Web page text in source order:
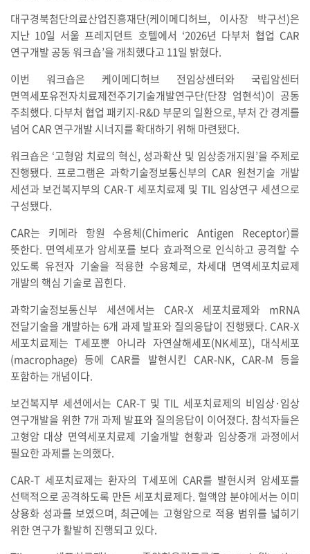
대구경북첨단의료산업진흥재단(케이메디허브, 이사장 박구선)은
지난 10일 서울 프레지던트 호텔에서 ‘2026년 다부처 협업 CAR
연구개발 공동 워크숍’을 개최했다고 11일 밝혔다.
이번 워크숍은 케이메디허브 전임상센터와 국립암센터
면역세포유전자치료제전주기기술개발연구단(단장 엄현석)이 공동
주최했다. 다부처 협업 패키지-R&D 부문의 일환으로, 부처 간 경계를
넘어 CAR 연구개발 시너지를 확대하기 위해 마련됐다.
워크숍은 ‘고형암 치료의 혁신, 성과확산 및 임상중개지원’을 주제로
진행됐다. 프로그램은 과학기술정보통신부의 CAR 원천기술 개발
세션과 보건복지부의 CAR-T 세포치료제 및 TIL 임상연구 세션으로
구성됐다.
CAR는 키메라 항원 수용체(Chimeric Antigen Receptor)를
뜻한다. 면역세포가 암세포를 보다 효과적으로 인식하고 공격할 수
있도록 유전자 기술을 적용한 수용체로, 차세대 면역세포치료제
개발의 핵심 기술로 꼽힌다.
과학기술정보통신부 세션에서는 CAR-X 세포치료제와 mRNA
전달기술을 개발하는 6개 과제 발표와 질의응답이 진행됐다. CAR-X
세포치료제는 T세포뿐 아니라 자연살해세포(NK세포), 대식세포
(macrophage) 등에 CAR를 발현시킨 CAR-NK, CAR-M 등을
포함하는 개념이다.
보건복지부 세션에서는 CAR-T 및 TIL 세포치료제의 비임상·임상
연구개발을 위한 7개 과제 발표와 질의응답이 이어졌다. 참석자들은
고형암 대상 면역세포치료제 기술개발 현황과 임상중개 과정에서
필요한 과제를 논의했다.
CAR-T 세포치료제는 환자의 T세포에 CAR를 발현시켜 암세포를
선택적으로 공격하도록 만든 세포치료제다. 혈액암 분야에서는 이미
상용화 성과를 보였으며, 최근에는 고형암으로 적용 범위를 넓히기
위한 연구가 활발히 진행되고 있다.